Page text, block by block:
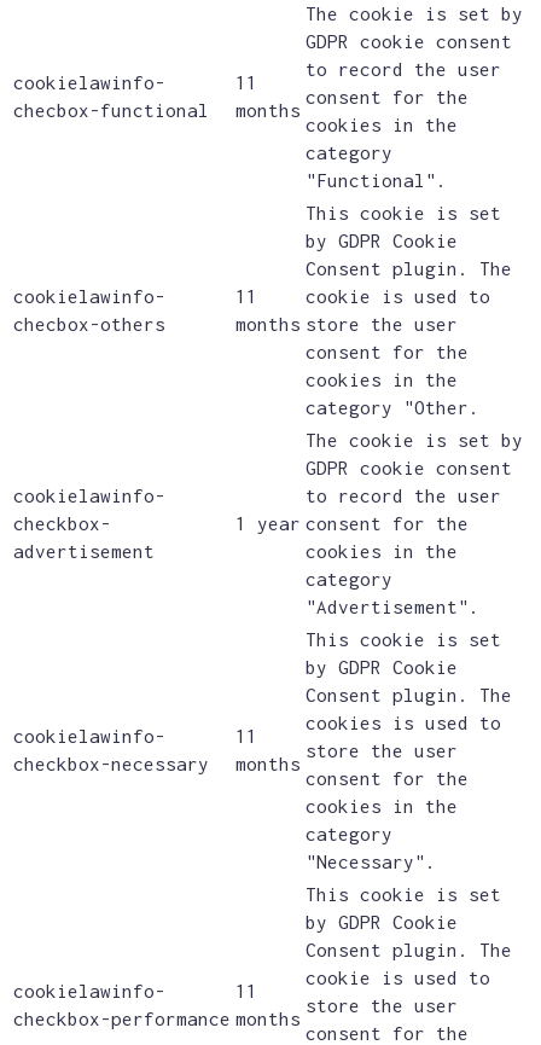
cookielawinfo-
checbox-functional
11
months
The cookie is set by
GDPR cookie consent
to record the user
consent for the
cookies in the
category
"Functional".
cookielawinfo-
checbox-others
11
months
This cookie is set
by GDPR Cookie
Consent plugin. The
cookie is used to
store the user
consent for the
cookies in the
category "Other.
cookielawinfo-
checkbox-
advertisement
1 year
The cookie is set by
GDPR cookie consent
to record the user
consent for the
cookies in the
category
"Advertisement".
cookielawinfo-
checkbox-necessary
11
months
This cookie is set
by GDPR Cookie
Consent plugin. The
cookies is used to
store the user
consent for the
cookies in the
category
"Necessary".
cookielawinfo-
checkbox-performance
11
months
This cookie is set
by GDPR Cookie
Consent plugin. The
cookie is used to
store the user
consent for the